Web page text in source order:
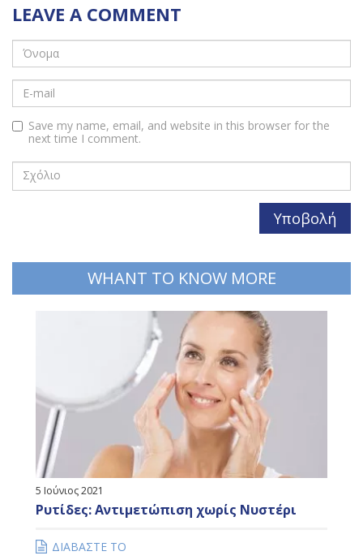
LEAVE A COMMENT
Save my name, email, and website in this browser for the
next time I comment.
WHANT TO KNOW MORE
5 Ιούνιος 2021
Ρυτίδες: Αντιμετώπιση χωρίς Νυστέρι
ΔΙΑΒΑΣΤΕ ΤΟ